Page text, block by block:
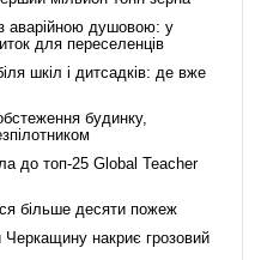
аварійною душовою: у
для переселенців
шкіл і дитсадків: де вже
будинку,
до топ-25 Global Teacher
більше десяти пожеж
Черкащину накриє грозовий